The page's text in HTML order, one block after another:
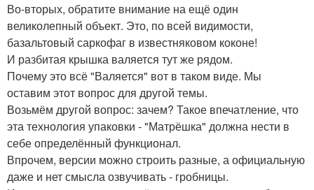
Во-вторых, обратите внимание на ещё один
великолепный объект. Это, по всей видимости,
базальтовый саркофаг в известняковом коконе!
И разбитая крышка валяется тут же рядом.
Почему это всё "Валяется" вот в таком виде. Мы
оставим этот вопрос для другой темы.
Возьмём другой вопрос: зачем? Такое впечатление, что
эта технология упаковки - "Матрёшка" должна нести в
себе определённый функционал.
Впрочем, версии можно строить разные, а официальную
даже и нет смысла озвучивать - гробницы.